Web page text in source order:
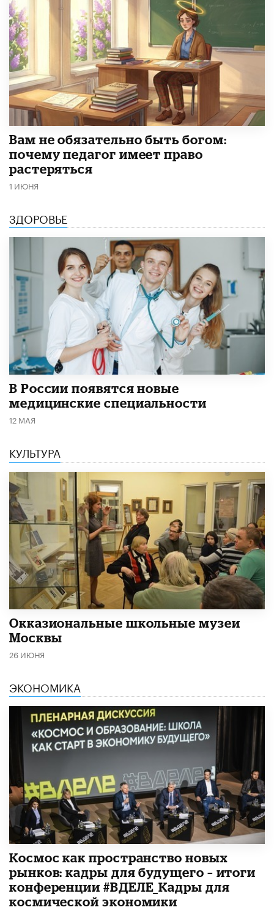
​Вам не обязательно быть богом:
почему педагог имеет право
растеряться
1 ИЮНЯ
ЗДОРОВЬЕ
В России появятся новые
медицинские специальности
12 МАЯ
КУЛЬТУРА
​Окказиональные школьные музеи
Москвы
26 ИЮНЯ
ЭКОНОМИКА
Космос как пространство новых
рынков: кадры для будущего – итоги
конференции #ВДЕЛЕ_Кадры для
космической экономики